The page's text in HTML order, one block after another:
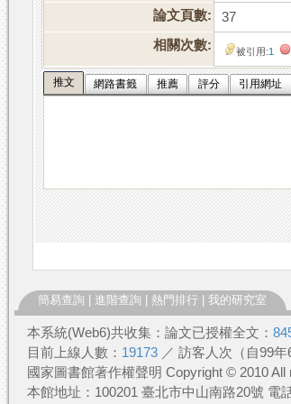
論文頁數:
37
相關次數:
被引用:1
推文 網路書籤 推薦 評分 引用網址
簡易查詢 進階查詢 熱門排行 我的研究室
本系統(Web6)共收集：論文已授權全文：
目前上線人數： 19173 ／ 訪客人次（自99年
國家圖書館著作權聲明 Copyright © 2010 All
本館地址：100201 臺北市中山南路20號 電